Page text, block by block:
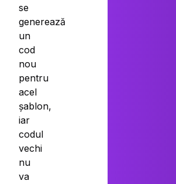
se
generează
un
cod
nou
pentru
acel
șablon,
iar
codul
vechi
nu
va